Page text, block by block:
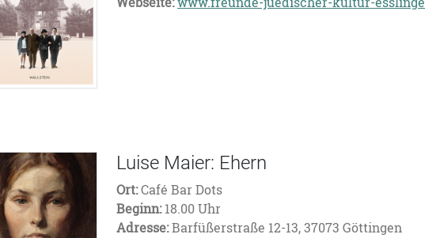
Luise Maier: Ehern
Ort:Café Bar Dots
Beginn:18.00 Uhr
Adresse:Barfüßerstraße 12-13, 37073 Göttingen